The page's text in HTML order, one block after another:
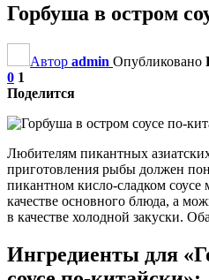
Горбуша в остром
Автор admin Опубликовано
0 1
Поделится
Любителям пикантных
приготовления рыбы должен
пикантном кисло-сладком соусе
качестве основного блюда, а
в качестве холодной закуски.
Ингредиенты для